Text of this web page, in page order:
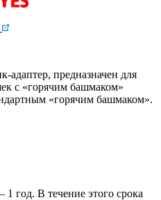
адаптер, предназначен для
c «горячим башмаком»
«горячим башмаком».
год. В течение этого срока